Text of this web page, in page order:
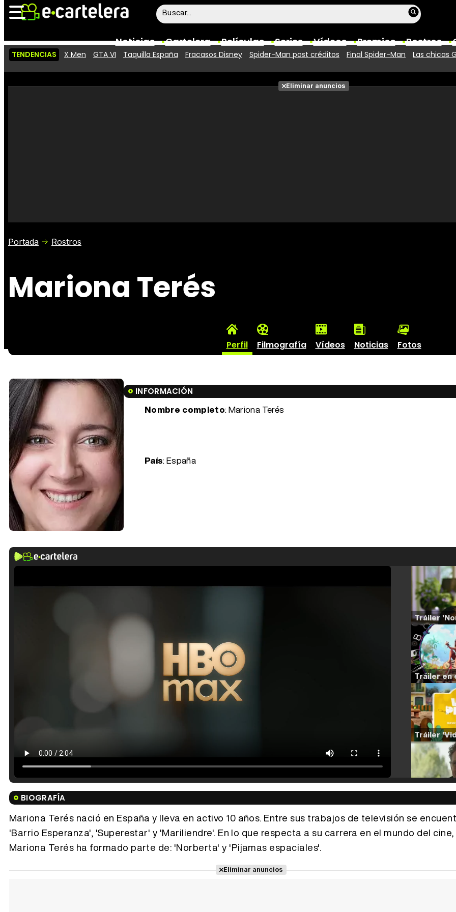
Noticias Cartelera Películas Series Vídeos Premios Rostros
Vídeos
Taquilla Fotos
TENDENCIAS X Men GTA VI Taquilla España Fracasos Disney Spider-Man post créditos Final Spider-Man Las chicas
Eliminar anuncios
Portada Rostros
Mariona Terés
Perfil Filmografía Vídeos Noticias Fotos
INFORMACIÓN
Nombre completo: Mariona Terés
País: España
BIOGRAFÍA
Mariona Terés nació en España y lleva en activo 10 años. Entre sus trabajos de televisión se
'Barrio Esperanza', 'Superestar' y 'Mariliendre'. En lo que respecta a su carrera en el mundo del cine,
Mariona Terés ha formado parte de: 'Norberta' y 'Pijamas espaciales'.
Eliminar anuncios